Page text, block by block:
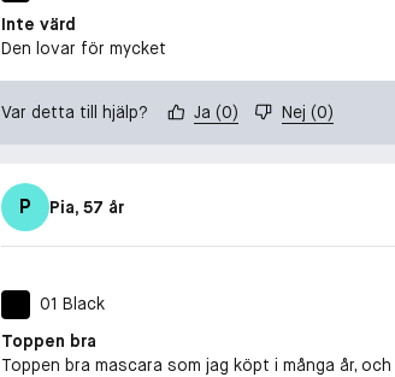
Inte värd
Den lovar för mycket
Var detta till hjälp? Ja (0) Nej (0)
P Pia, 57 år
01 Black
Toppen bra
Toppen bra mascara som jag köpt i många år,